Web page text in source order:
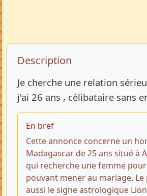
Description de
Description
Je cherche une relation
j'ai 26 ans , célibataire sans
En bref
Cette annonce concerne un
Madagascar de 25 ans situé à
qui recherche une femme
pouvant mener au mariage.
aussi le signe astrologique